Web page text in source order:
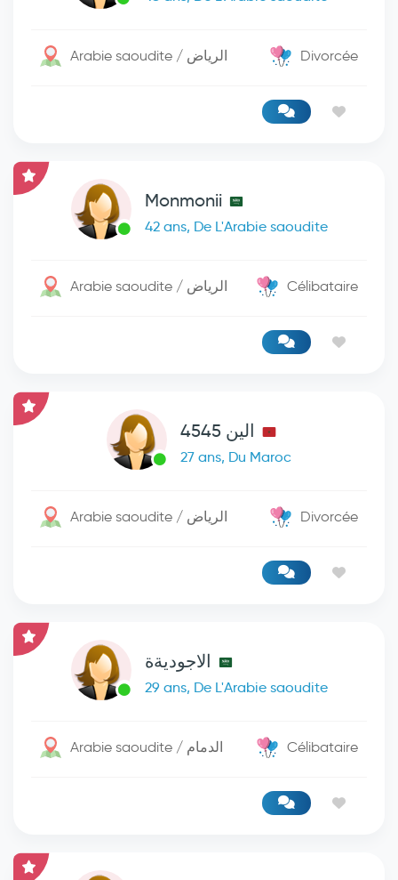
Arabie saoudite / الرياض Divorcée
Monmonii
42 ans, De L'Arabie saoudite
Arabie saoudite / الرياض Célibataire
الين 4545
27 ans, Du Maroc
Arabie saoudite / الرياض Divorcée
الاجوديةة
29 ans, De L'Arabie saoudite
Arabie saoudite / الدمام Célibataire